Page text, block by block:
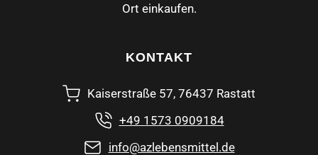
Ort einkaufen.
KONTAKT
Kaiserstraße 57, 76437 Rastatt
+49 1573 0909184
info@azlebensmittel.de